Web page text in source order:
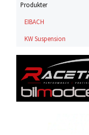
Produkter
EIBACH
KW Suspension